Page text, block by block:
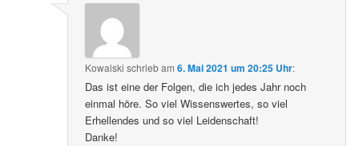
Kowalski schriebam6. Mai 2021 um 20:25 Uhr:
Das ist eine der Folgen, die ich jedes Jahr noch
einmal höre. So viel Wissenswertes, so viel
Erhellendes und so viel Leidenschaft!
Danke!